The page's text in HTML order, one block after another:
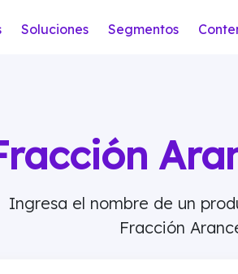
Soluciones Segmentos
Ingresa el nombre de un
Fracción